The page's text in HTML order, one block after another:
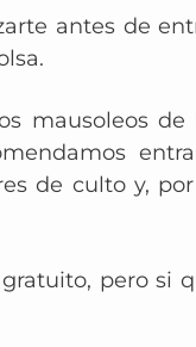
antes de
mausoleos de
de culto y,
pero si